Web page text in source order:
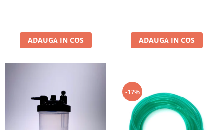
ADAUGA IN COS ADAUGA IN COS
-17%